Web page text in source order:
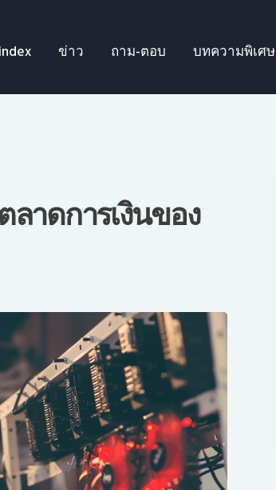
ข่าว ถาม-ตอบ บทความพิเศษ
รู้เบื้องต้น
ย
าดการเงินของ